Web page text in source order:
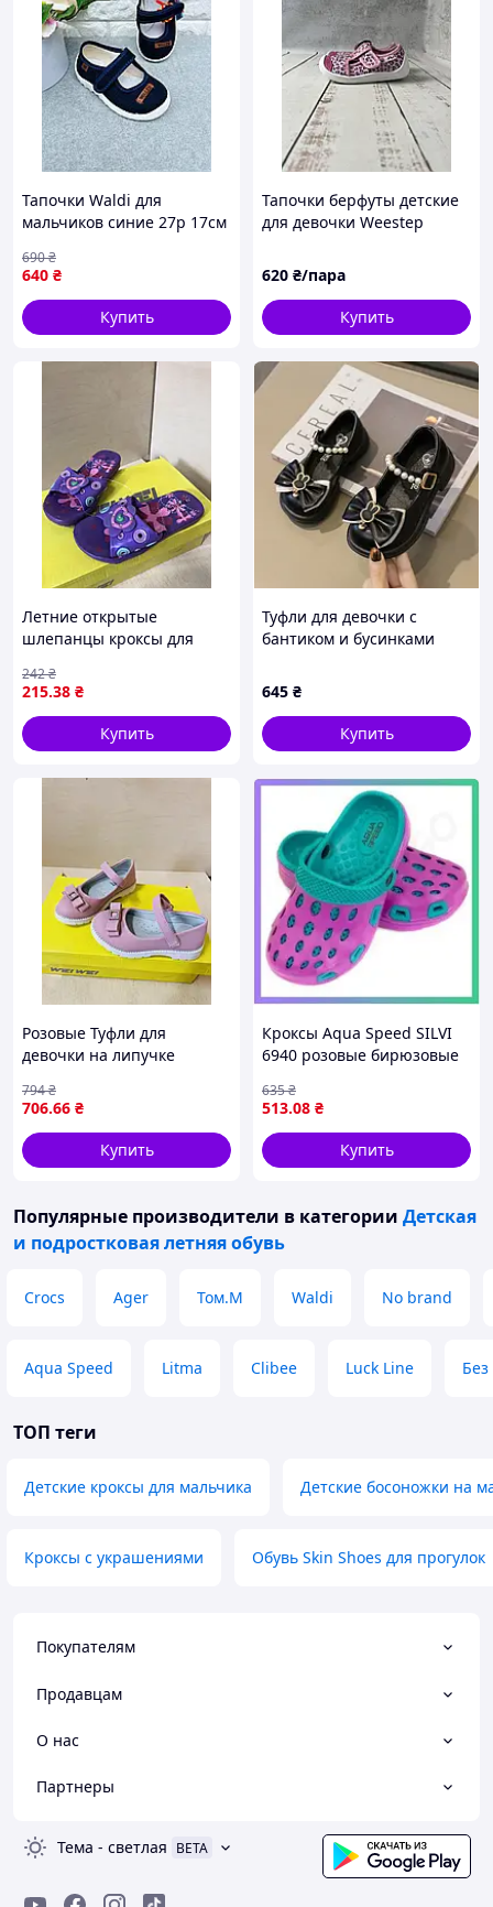
Тапочки Waldi для
мальчиков синие 27р 17см
640 ₴
690₴
Купить
Тапочки берфуты детские
для девочки Weestep
620 ₴/пара
Купить
Летние открытые
шлепанцы кроксы для
цвета стелька 17 18 19 см
17 фиолетовые
215.38 ₴
242₴
Купить
Туфли для девочки с
бантиком и бусинками
Размер 26
645 ₴
Купить
Розовые Туфли для
девочки на липучке
29 30 31
706.66 ₴
794₴
Купить
Кроксы Aqua Speed SILVI
6940 розовые бирюзовые
размер SKU_508-09
513.08 ₴
635₴
Купить
Популярные производители в категории Детская
и подростковая летняя обувь
Crocs Ager Том.М Waldi No brand
Aqua Speed Litma Clibee Luck Line
ТОП теги
Детские кроксы для мальчика Детские босоножки на
Кроксы с украшениями Обувь Skin Shoes для прогулок
Покупателям
Продавцам
О нас
Партнеры
Тема - светлая BETA